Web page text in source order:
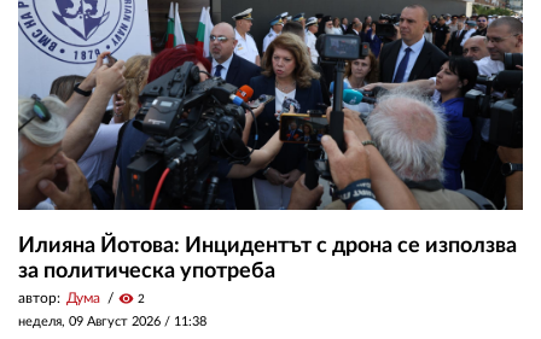
Илияна Йотова: Инцидентът с дрона се използва
за политическа употреба
автор: Дума visibility 2
неделя, 09 Август 2026 / 11:38